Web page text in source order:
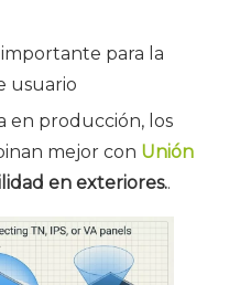
para la
usuario
en producción, los
mejor con Unión
en exteriores..